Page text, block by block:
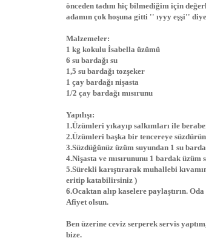
önceden tadını hiç bilmediğim için
adamın çok hoşuna gitti '' ıyyy eşşi''
Malzemeler:
1 kg kokulu İsabella üzümü
6 su bardağı su
1,5 su bardağı tozşeker
1 çay bardağı nişasta
1/2 çay bardağı mısırunu
Yapılışı:
1.Üzümleri yıkayıp salkımları ile
2.Üzümleri başka bir tencereye
3.Süzdüğünüz üzüm suyundan 1 su
4.Nişasta ve mısırununu 1 bardak üzüm
5.Sürekli karıştırarak muhallebi
eritip katabilirsiniz )
6.Ocaktan alıp kaselere paylaştırın.
Afiyet olsun.
Ben üzerine ceviz serperek servis
bize.